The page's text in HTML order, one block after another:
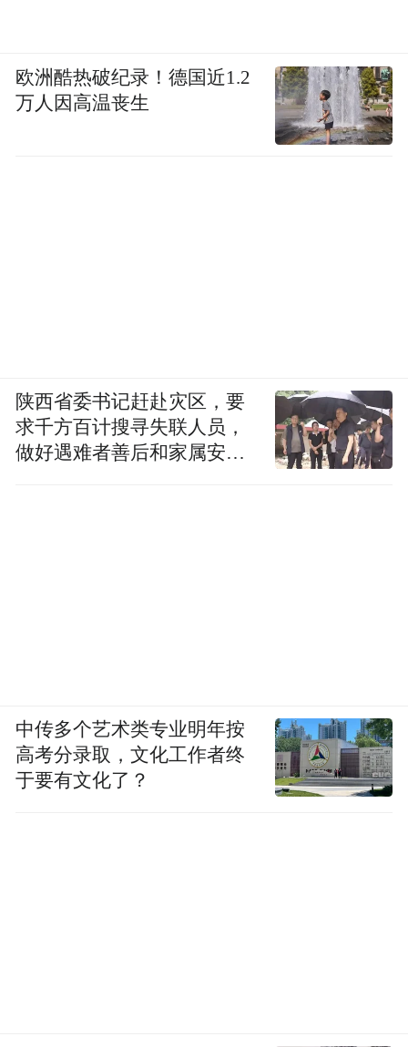
欧洲酷热破纪录！德国近1.2
万人因高温丧生
陕西省委书记赶赴灾区，要
求千方百计搜寻失联人员，
做好遇难者善后和家属安抚
中传多个艺术类专业明年按
高考分录取，文化工作者终
于要有文化了？